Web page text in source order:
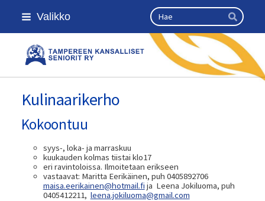
Siirry
sivun
Valikko Haku
Hae
Kansallinen senioriliitto
Kulinaarikerho
Kokoontuu
syys-, loka- ja marraskuu
kuukauden kolmas tiistai klo17
eri ravintoloissa. Ilmoitetaan erikseen
vastaavat: Maritta Eerikäinen, puh 0405892706
maisa.eerikainen@hotmail.fi ja Leena Jokiluoma, puh
0405412211, leena.jokiluoma@gmail.com